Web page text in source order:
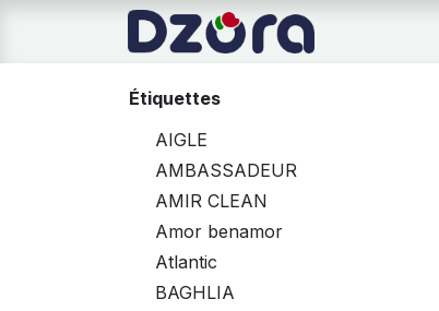
Se rendre au contenu
Étiquettes
AIGLE
AMBASSADEUR
AMIR CLEAN
Amor benamor
Atlantic
BAGHLIA